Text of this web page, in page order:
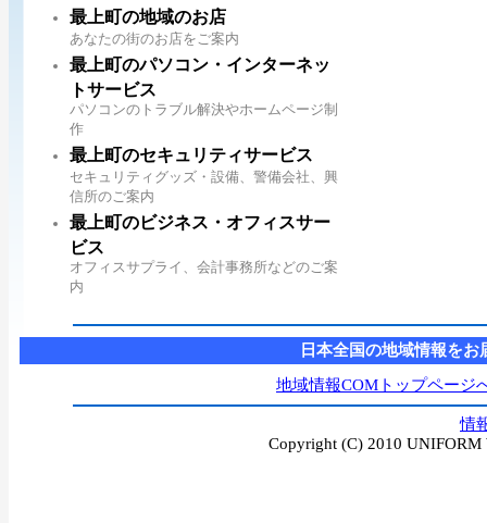
最上町の地域のお店
あなたの街のお店をご案内
最上町のパソコン・インターネッ
トサービス
パソコンのトラブル解決やホームページ制
作
最上町のセキュリティサービス
セキュリティグッズ・設備、警備会社、興
信所のご案内
最上町のビジネス・オフィスサー
ビス
オフィスサプライ、会計事務所などのご案
内
日本全国の地域情報をお
地域情報COMトップページ
情
Copyright (C) 2010